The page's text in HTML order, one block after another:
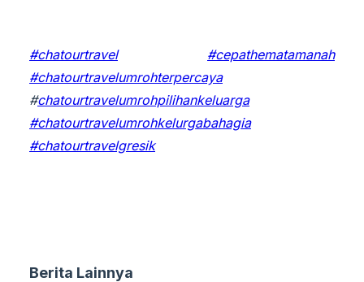
#chatourtravel
#cepathematamanah
#chatourtravelumrohterpercaya
#chatourtravelumrohpilihankeluarga
#chatourtravelumrohkelurgabahagia
#chatourtravelgresik
Berita Lainnya